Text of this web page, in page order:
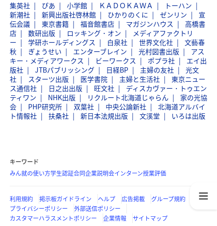
集英社 ぴあ 小学館 ＫＡＤＯＫＡＷＡ
トーハン
新潮社
新興出版社啓林館 ひかりのくに ゼンリン
宣
伝会議
東京書籍 福音館書店 マガジンハウス
高橋書
店
数研出版 ロッキング・オン
メディアファクトリ
ー
学研ホールディングス 白泉社 世界文化社
文藝春
秋
ぎょうせい エンターブレイン 光村図書出版
アス
キー・メディアワークス
ビーワークス ポプラ社
エイ出
版社
JTBパブリッシング 日経BP 主婦の友社
光文
社
スターツ出版 医学書院 主婦と生活社
東京ニュー
ス通信社
日之出出版 旺文社
ディスカヴァー・トゥエン
ティワン
NHK出版 リクルート北海道じゃらん
家の光協
会
PHP研究所 双葉社 中央公論新社
北海道アルバイ
ト情報社
扶桑社 新日本法規出版 文溪堂 いろは出版
キーワード
みん就の使い方学生認証合同企業説明会インターン授業評価
利用規約 掲示板ガイドライン ヘルプ 広告掲載
グループ規約
プライバシーポリシー
外部送信ポリシー
カスタマーハラスメントポリシー
企業情報 サイトマップ